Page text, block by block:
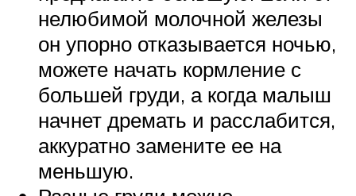
нелюбимой молочной железы
он упорно отказывается ночью,
можете начать кормление с
большей груди, а когда малыш
начнет дремать и расслабится,
аккуратно замените ее на
меньшую.